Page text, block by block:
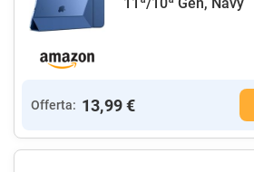
Offerta: 13,99 €